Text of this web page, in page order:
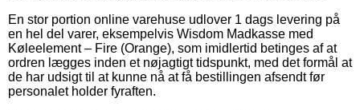
En stor portion online varehuse udlover 1 dags levering på
en hel del varer, eksempelvis Wisdom Madkasse med
Køleelement – Fire (Orange), som imidlertid betinges af at
ordren lægges inden et nøjagtigt tidspunkt, med det formål at
de har udsigt til at kunne nå at få bestillingen afsendt før
personalet holder fyraften.